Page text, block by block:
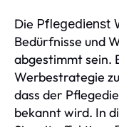
Die Pflegedienst
Bedürfnisse und
abgestimmt sein.
Werbestrategie
dass der
bekannt wird. In